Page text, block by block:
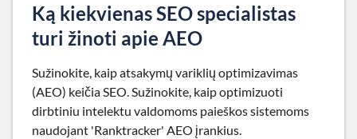
Ką kiekvienas SEO specialistas
turi žinoti apie AEO
Sužinokite, kaip atsakymų variklių optimizavimas
(AEO) keičia SEO. Sužinokite, kaip optimizuoti
dirbtiniu intelektu valdomoms paieškos sistemoms
naudojant 'Ranktracker' AEO įrankius.